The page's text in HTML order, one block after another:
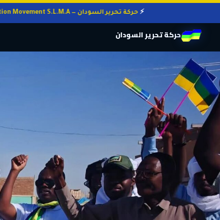
حركة تحرير السودان — Sudan Liberation Movement S.L.M.A
حركة تحرير السودان